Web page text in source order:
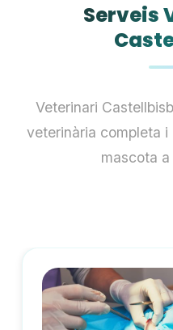
Serveis
Veterinari
veterinària completa i
mascota